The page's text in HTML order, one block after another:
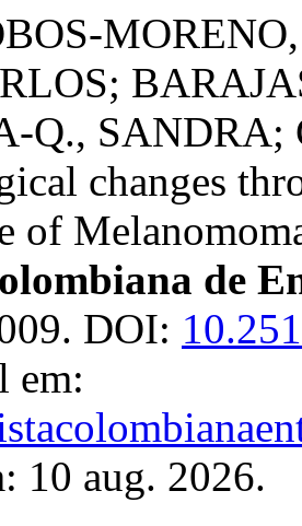
Q., SANDRA;
changes
of
de
DOI:
em:
10 aug. 2026.